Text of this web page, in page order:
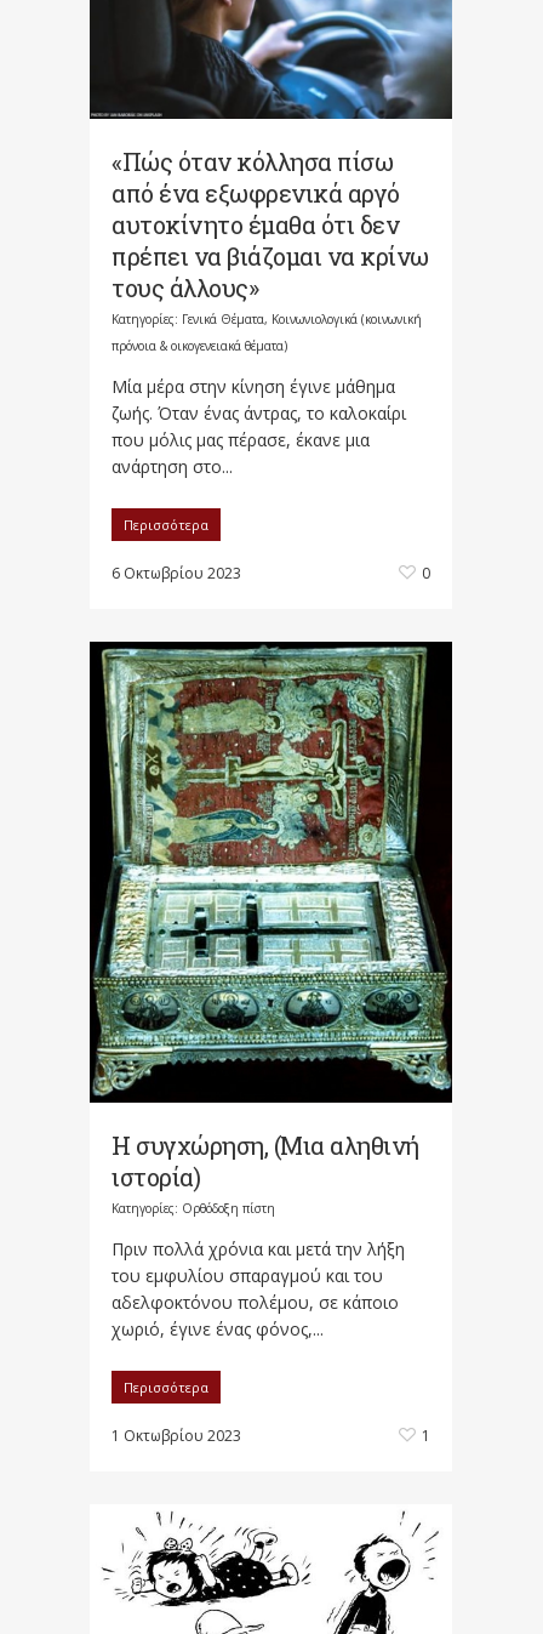
«Πώς όταν κόλλησα πίσω
από ένα εξωφρενικά αργό
αυτοκίνητο έμαθα ότι δεν
πρέπει να βιάζομαι να κρίνω
τους άλλους»
Κατηγορίες: Γενικά Θέματα, Κοινωνιολογικά (κοινωνική
πρόνοια & οικογενειακά θέματα)
Μία μέρα στην κίνηση έγινε μάθημα
ζωής. Όταν ένας άντρας, το καλοκαίρι
που μόλις μας πέρασε, έκανε μια
ανάρτηση στο...
Περισσότερα
6 Οκτωβρίου 2023 0
Η συγχώρηση, (Μια αληθινή
ιστορία)
Κατηγορίες: Ορθόδοξη πίστη
Πριν πολλά χρόνια και μετά την λήξη
του εμφυλίου σπαραγμού και του
αδελφοκτόνου πολέμου, σε κάποιο
χωριό, έγινε ένας φόνος,...
Περισσότερα
1 Οκτωβρίου 2023 1